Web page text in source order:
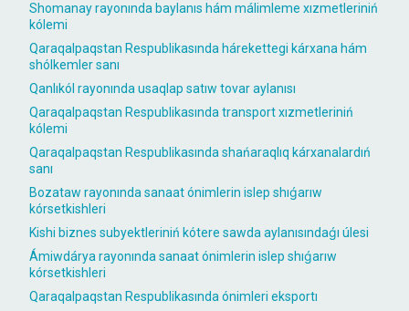
Shomanay rayonında baylanıs hám málimleme xızmetleriniń
kólemi
Qaraqalpaqstan Respublikasında hárekettegi kárxana hám
shólkemler sanı
Qanlıkól rayonında usaqlap satıw tovar aylanısı
Qaraqalpaqstan Respublikasında transport xızmetleriniń
kólemi
Qaraqalpaqstan Respublikasında shańaraqlıq kárxanalardıń
sanı
Bozataw rayonında sanaat ónimlerin islep shıǵarıw
kórsetkishleri
Kishi biznes subyektleriniń kótere sawda aylanısındaǵı úlesi
Ámiwdárya rayonında sanaat ónimlerin islep shıǵarıw
kórsetkishleri
Qaraqalpaqstan Respublikasında ónimleri eksportı